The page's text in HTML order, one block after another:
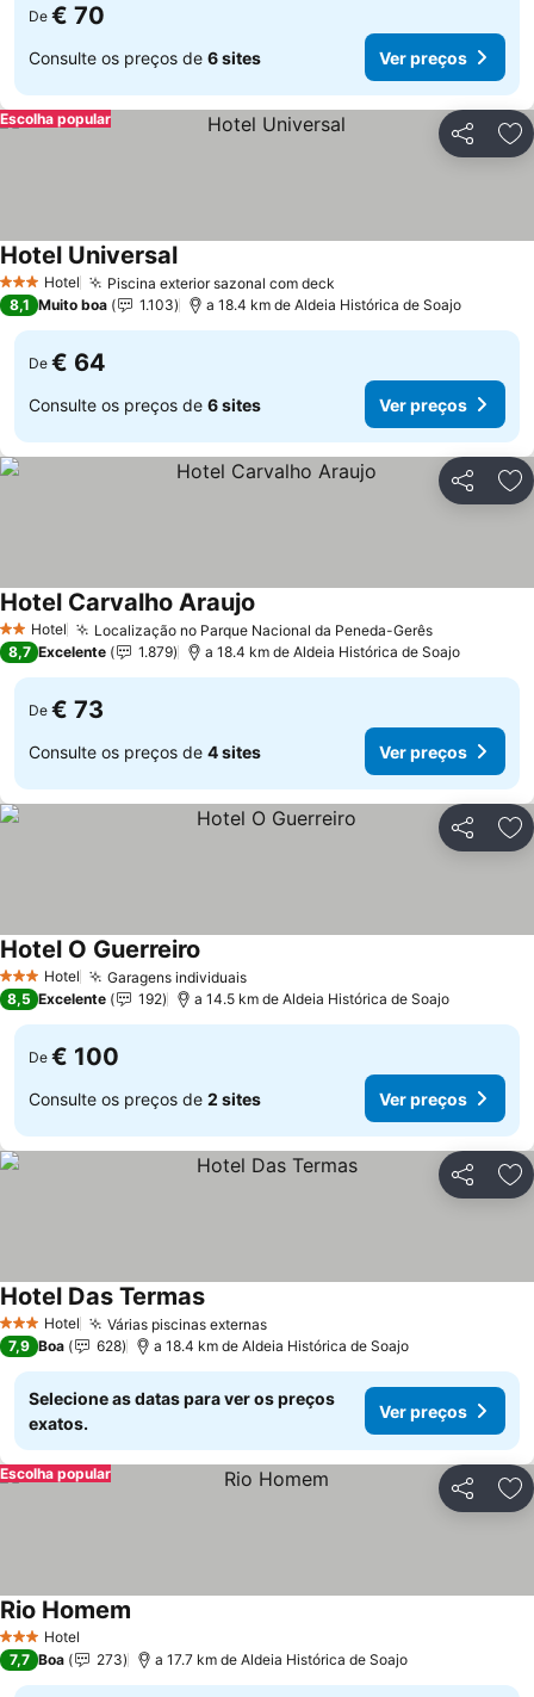
De € 70
Consulte os preços de 6 sites Ver preços
Partilhar
Escolha popular
3 EstrelasHotel Piscina exterior sazonal com deck
Hotel Universal
8,1 Muito boa 1.103 a 18.4 km de Aldeia Histórica de Soajo
De € 64
Consulte os preços de 6 sites Ver preços
Partilhar
2 Estrelas
Hotel Localização no Parque Nacional da Peneda-Gerês
Hotel Carvalho Araujo
8,7 Excelente 1.879 a 18.4 km de Aldeia Histórica de Soajo
De € 73
Consulte os preços de 4 sites Ver preços
Partilhar
3 EstrelasHotel Garagens individuais
Hotel O Guerreiro
8,5 Excelente 192 a 14.5 km de Aldeia Histórica de Soajo
De € 100
Consulte os preços de 2 sites Ver preços
Partilhar
3 EstrelasHotel Várias piscinas externas
Hotel Das Termas
7,9 Boa 628 a 18.4 km de Aldeia Histórica de Soajo
Selecione as datas para ver os preços
exatos.
Ver preços
Partilhar
Escolha popular
3 EstrelasHotel
Rio Homem
7,7 Boa 273 a 17.7 km de Aldeia Histórica de Soajo